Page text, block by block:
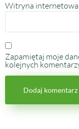
Witryna internetowa
Zapamiętaj moje
kolejnych